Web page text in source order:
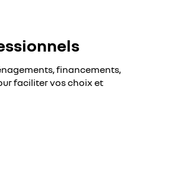
financements,
faciliter vos choix et